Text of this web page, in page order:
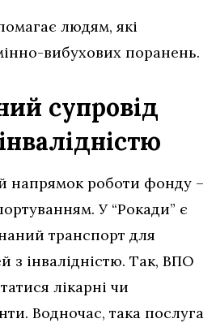
людям, які
вибухових поранень.
супровід
напрямок роботи фонду –
У “Рокади” є
транспорт для
з інвалідністю. Так, ВПО
лікарні чи
Водночас, така послуга